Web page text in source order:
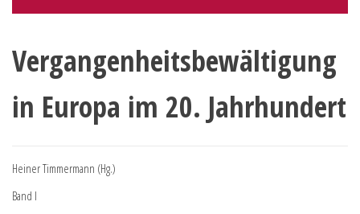
Vergangenheitsbewältigung
in Europa im 20. Jahrhundert
Heiner Timmermann (Hg.)
Band I